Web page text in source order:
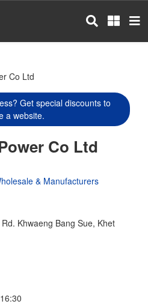
Co Ltd
Get special discounts to
a website.
Co Ltd
& Manufacturers
Khwaeng Bang Sue, Khet